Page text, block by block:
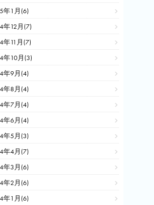
年1月(6)
年12月(7)
年11月(7)
年10月(3)
年9月(4)
年8月(4)
年7月(4)
年6月(4)
年5月(3)
年4月(7)
年3月(6)
年2月(6)
年1月(6)